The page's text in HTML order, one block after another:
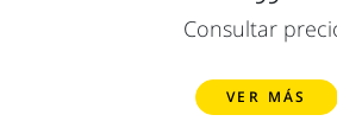
Consultar
VER MÁS